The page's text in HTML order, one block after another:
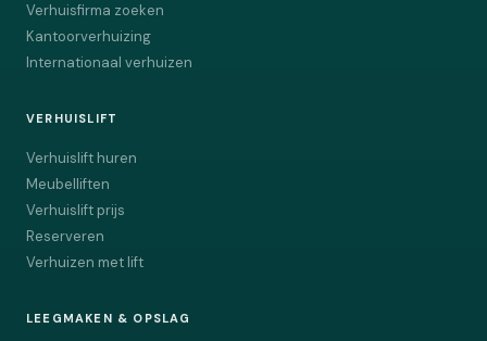
Verhuisfirma zoeken
Kantoorverhuizing
Internationaal verhuizen
VERHUISLIFT
Verhuislift huren
Meubelliften
Verhuislift prijs
Reserveren
Verhuizen met lift
LEEGMAKEN & OPSLAG